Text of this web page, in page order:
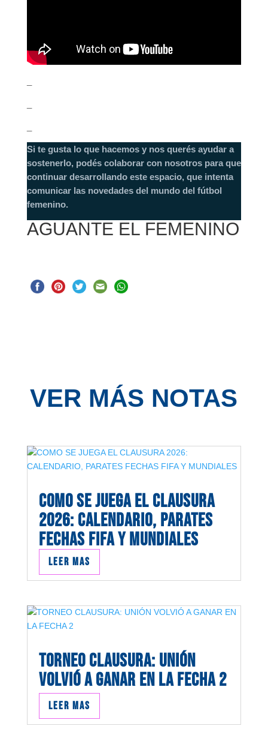
Si te gusta lo que hacemos y nos querés ayudar a
sostenerlo, podés colaborar con nosotros para que
continuar desarrollando este espacio, que intenta
comunicar las novedades del mundo del fútbol
femenino.
AGUANTE EL FEMENINO
VER MÁS NOTAS
COMO SE JUEGA EL CLAUSURA
2026: CALENDARIO, PARATES
FECHAS FIFA Y MUNDIALES
Leer mas
TORNEO CLAUSURA: UNIÓN
VOLVIÓ A GANAR EN LA FECHA 2
Leer mas